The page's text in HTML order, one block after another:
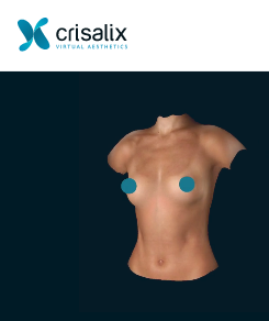
3D 비즈니스 플랫폼